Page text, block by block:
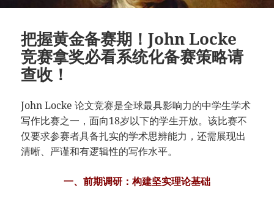
把握黄金备赛期！John Locke
竞赛拿奖必看系统化备赛策略请
查收！
John Locke 论文竞赛是全球最具影响力的中学生学术
写作比赛之一，面向18岁以下的学生开放。该比赛不
仅要求参赛者具备扎实的学术思辨能力，还需展现出
清晰、严谨和有逻辑性的写作水平。
一、前期调研：构建坚实理论基础